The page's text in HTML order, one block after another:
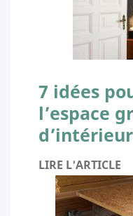
7 idées
l’espace
d’intérieur
LIRE L'ARTICLE